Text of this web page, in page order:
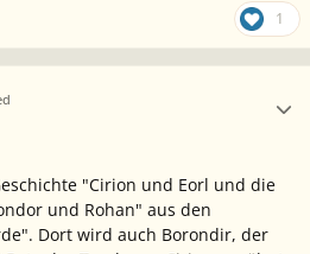
1
"Cirion und Eorl und die
und Rohan" aus den
Dort wird auch Borondir, der